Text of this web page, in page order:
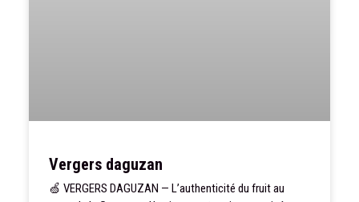
Vergers daguzan
🍏 VERGERS DAGUZAN — L’authenticité du fruit au